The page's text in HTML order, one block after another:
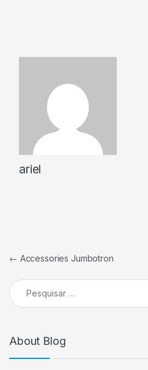
ariel
Navegação de Post
← Accessories Jumbotron
Pesquisar por:
About Blog